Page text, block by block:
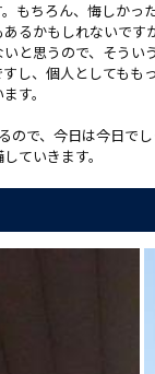
もちろん、悔しかっ
るかもしれないです
と思うので、そうい
し、個人としてもも
す。
ので、今日は今日でし
ていきます。